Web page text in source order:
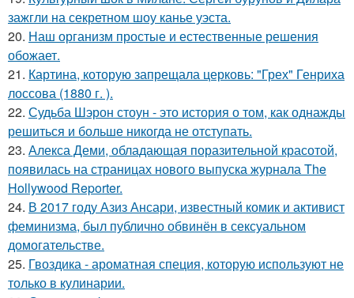
зажгли на секретном шоу канье уэста.
20. Наш организм простые и естественные решения
обожает.
21. Картина, которую запрещала церковь: "Грех" Генриха
лоссова (1880 г. ).
22. Судьба Шэрон стоун - это история о том, как однажды
решиться и больше никогда не отступать.
23. Алекса Деми, обладающая поразительной красотой,
появилась на страницах нового выпуска журнала The
Hollywood Reporter.
24. В 2017 году Азиз Ансари, известный комик и активист
феминизма, был публично обвинён в сексуальном
домогательстве.
25. Гвоздика - ароматная специя, которую используют не
только в кулинарии.